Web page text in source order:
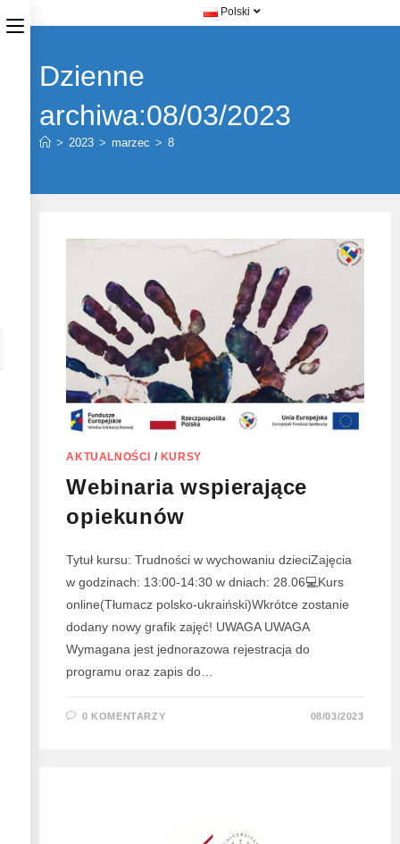
Polski
Dzienne
archiwa:08/03/2023
> 2023 > marzec > 8
AKTUALNOŚCI / KURSY
Webinaria wspierające
opiekunów
Tytuł kursu: Trudności w wychowaniu dzieciZajęcia
w godzinach: 13:00-14:30 w dniach: 28.06💻Kurs
online(Tłumacz polsko-ukraiński)Wkrótce zostanie
dodany nowy grafik zajęć! UWAGA UWAGA
Wymagana jest jednorazowa rejestracja do
programu oraz zapis do…
0 KOMENTARZY 08/03/2023